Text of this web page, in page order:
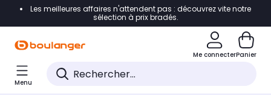
Accéder directement à la navigation
Accéder directement au pied de page
Accéder directement au chatbot
Les meilleures affaires n'attendent pas : découvrez vite notre
sélection à prix bradés.
Me connecterPanier
Menu